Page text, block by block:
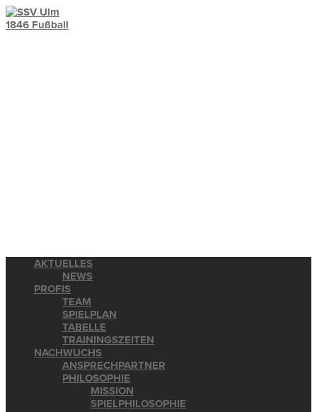
AKTUELLES
NEWS
PROFIS
TEAM
SPIELPLAN
TABELLE
TRAININGSZEITEN
NACHWUCHS
ANSPRECHPARTNER
PHILOSOPHIE
MISSION
SPIELPHILOSOPHIE